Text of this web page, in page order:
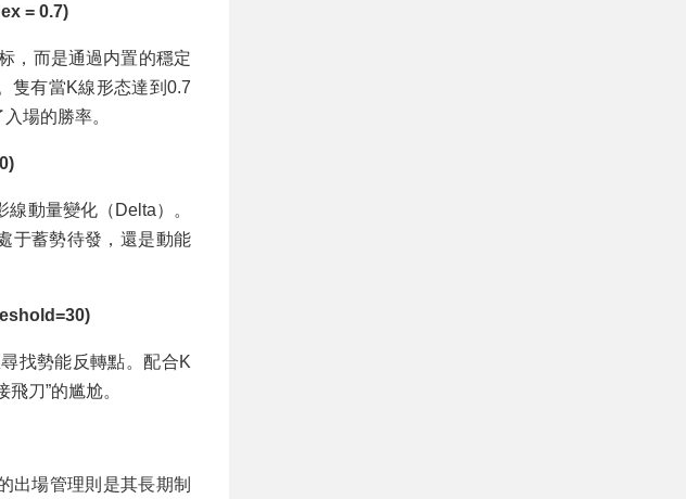
= 0.7)
，而是通過内置的穩定
隻有當K線形态達到0.7
場的勝率。
動量變化（Delta）。
于蓄勢待發，還是動能
找勢能反轉點。配合K
刀”的尴尬。
出場管理則是其長期制